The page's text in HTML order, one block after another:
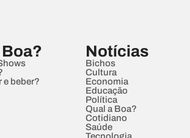
e beber?
Notícias
Bichos
Cultura
Economia
Educação
Política
Qual a Boa?
Cotidiano
Saúde